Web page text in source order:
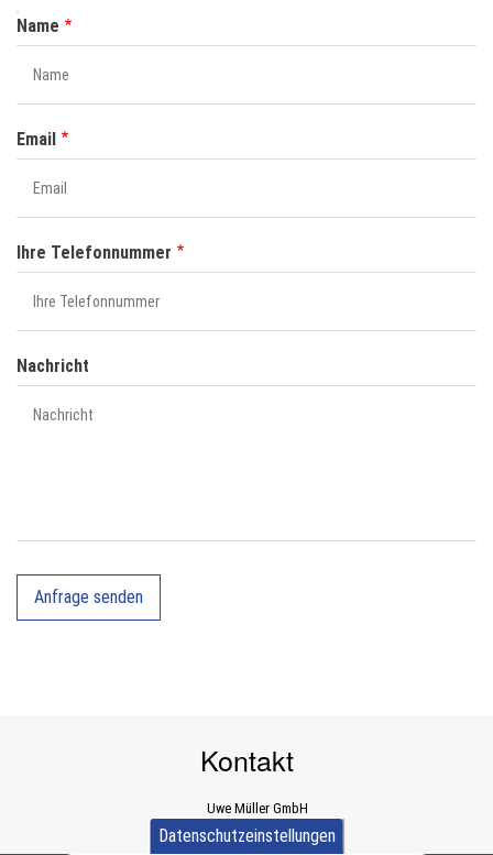
NAME
Name
Email
Ihre Telefonnummer
Nachricht
Kontakt
Uwe Müller GmbH
Dürener Straße 589a
Datenschutzeinstellungen